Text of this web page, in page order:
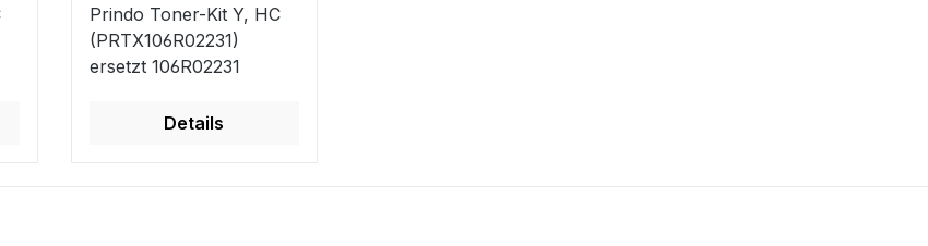
Prindo Toner-Kit Y, HC
(PRTX106R02231)
ersetzt 106R02231
Details